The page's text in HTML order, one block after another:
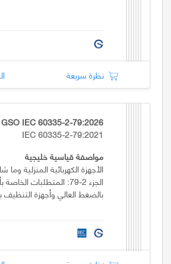
نظرة سريعة
GSO IEC 60335-2-79:2026
IEC 60335-2-79:2021
مواصفة قياسية خليجية
الأجهزة الكهربائية المنزلية
الجزء 2-79: المتطلبات
بالضغط العالي وأجهزة التنظيف